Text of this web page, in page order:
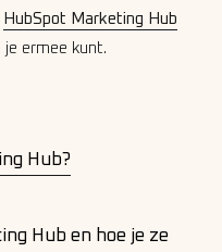
HubSpot Marketing Hub
ermee kunt.
Hub?
Hub en hoe je ze